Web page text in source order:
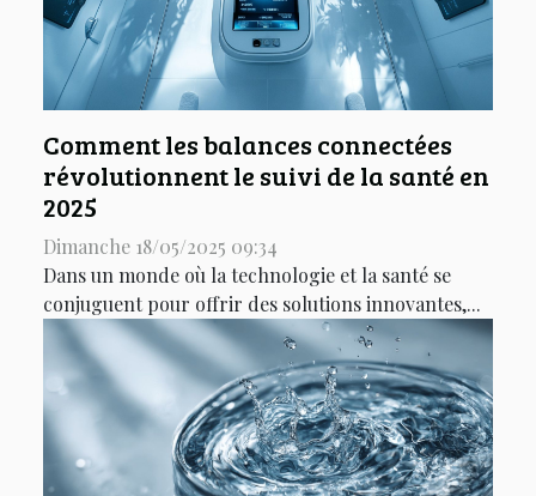
Comment les balances connectées
révolutionnent le suivi de la santé en
2025
Dimanche 18/05/2025 09:34
Dans un monde où la technologie et la santé se
conjuguent pour offrir des solutions innovantes,...